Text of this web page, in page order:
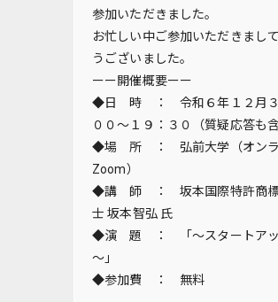
参加いただきました。
お忙しい中ご参加いただきまし
うございました。
ーー開催概要ーー
◆日 時 ： 令和６年１２月３
００～１９：３０（質疑応答も含
◆場 所 ： 弘前大学（オンラ
Zoom）
◆講 師 ： 坂本国際特許商標
士 坂本智弘 氏
◆演 題 ： 「～スタートアッ
～」
◆参加費 ： 無料